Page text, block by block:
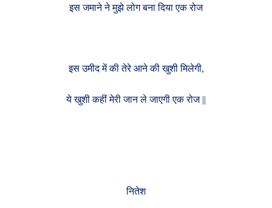
इस जमाने ने मुझे लोग बना दिया एक रोज
इस उमीद में की तेरे आने की खुशी मिलेगी,
ये खुशी कहीं मेरी जान ले जाएगी एक रोज ||
नितेश